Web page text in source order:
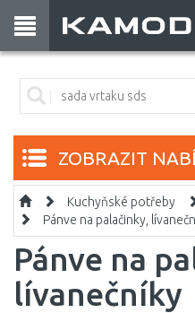
ZOBRAZIT
Kuchyňské potřeby
Pánve na palačinky,
Pánve na
lívanečníky